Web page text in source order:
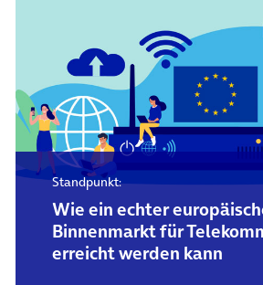
Standpunkt:
Wie ein echter
Binnenmarkt für
erreicht werden kann